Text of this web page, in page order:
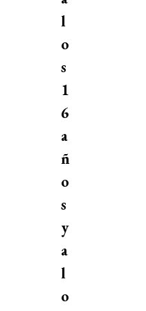
l
o
s
1
6
a
ñ
o
s
y
a
l
o